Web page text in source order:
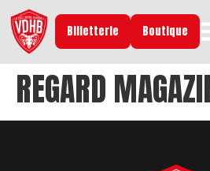
Billetterie Boutique
REGARD